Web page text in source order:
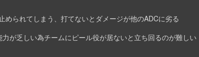
められてしまう、打てないとダメージが他のADCに劣る
が乏しい為チームにピール役が居ないと立ち回るのが難しい